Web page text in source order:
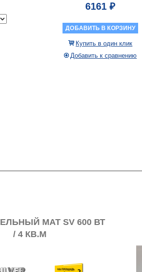
6161 ₽
ДОБАВИТЬ В КОРЗИНУ
Купить в один клик
Добавить к сравнению
МАТ SV 600 ВТ
/ 4 КВ.М